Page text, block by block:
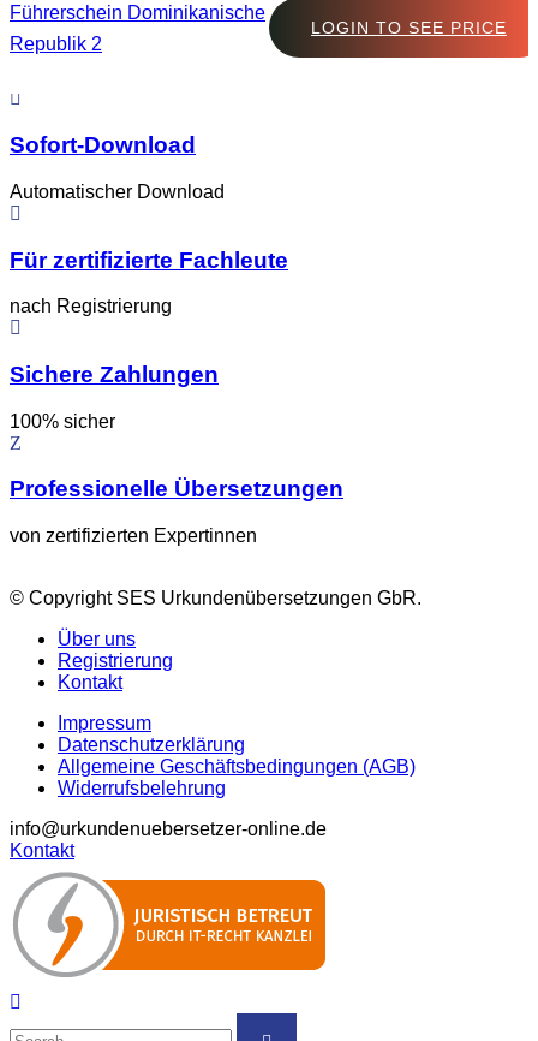
Führerschein Dominikanische
Republik 2
LOGIN TO SEE PRICE
Sofort-Download
Automatischer Download
Für zertifizierte Fachleute
nach Registrierung
Sichere Zahlungen
100% sicher
Professionelle Übersetzungen
von zertifizierten Expertinnen
© Copyright SES Urkundenübersetzungen GbR.
Über uns
Registrierung
Kontakt
Impressum
Datenschutzerklärung
Allgemeine Geschäftsbedingungen (AGB)
Widerrufsbelehrung
info@urkundenuebersetzer-online.de
Kontakt